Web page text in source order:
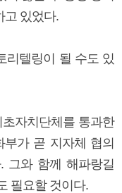
고 있었다.
리텔링이 될 수도 있
자치단체를 통과한
부가 곧 지자체 협의
그와 함께 해파랑길
필요할 것이다.